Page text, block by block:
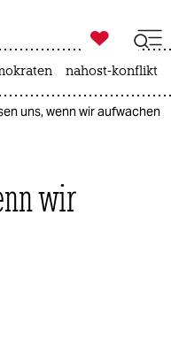

taz zahl ich
nahost-konflikt
uns, wenn wir aufwachen
wir